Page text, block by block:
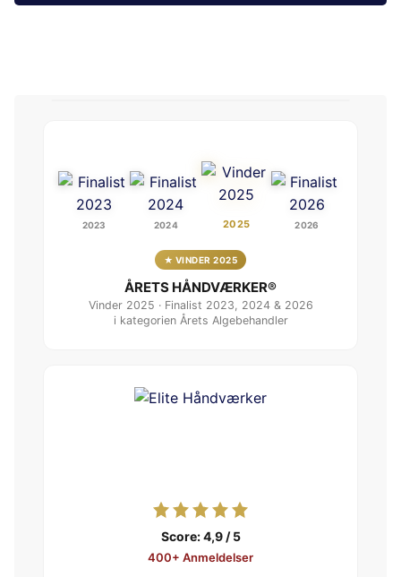
2023 2024 2025 2026
★ VINDER 2025
ÅRETS HÅNDVÆRKER®
Vinder 2025 · Finalist 2023, 2024 & 2026
i kategorien Årets Algebehandler
Score: 4,9 / 5
400+ Anmeldelser